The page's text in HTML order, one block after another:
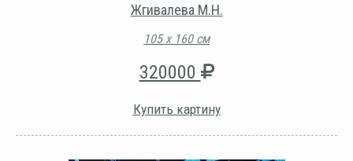
Жгивалева М.Н.
105 х 160 см
320000
Купить картину